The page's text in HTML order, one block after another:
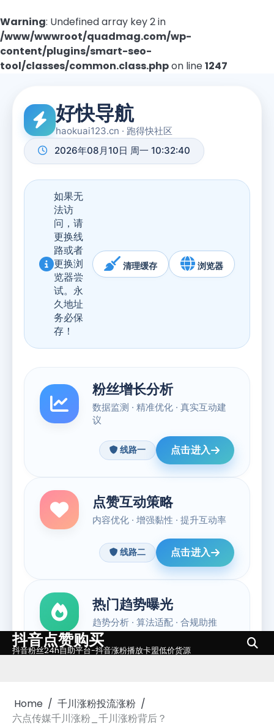
Warning: Undefined array key 2 in
/www/wwwroot/quadmag.com/wp-
content/plugins/smart-seo-
tool/classes/common.class.phpon line1247
Skip
to
抖音点赞购买
抖音粉丝24h自助平台-抖音涨粉播放卡盟低价货源
Home
千川涨粉投流涨粉
六点传媒千川涨粉_千川涨粉背后？